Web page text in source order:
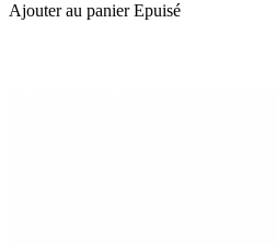
Ajouter au panierEpuisé